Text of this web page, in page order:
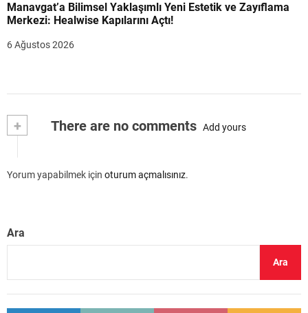
Manavgat’a Bilimsel Yaklaşımlı Yeni Estetik ve Zayıflama
Merkezi: Healwise Kapılarını Açtı!
6 Ağustos 2026
+ There are no comments Add yours
Yorum yapabilmek için oturum açmalısınız.
Ara
Ara